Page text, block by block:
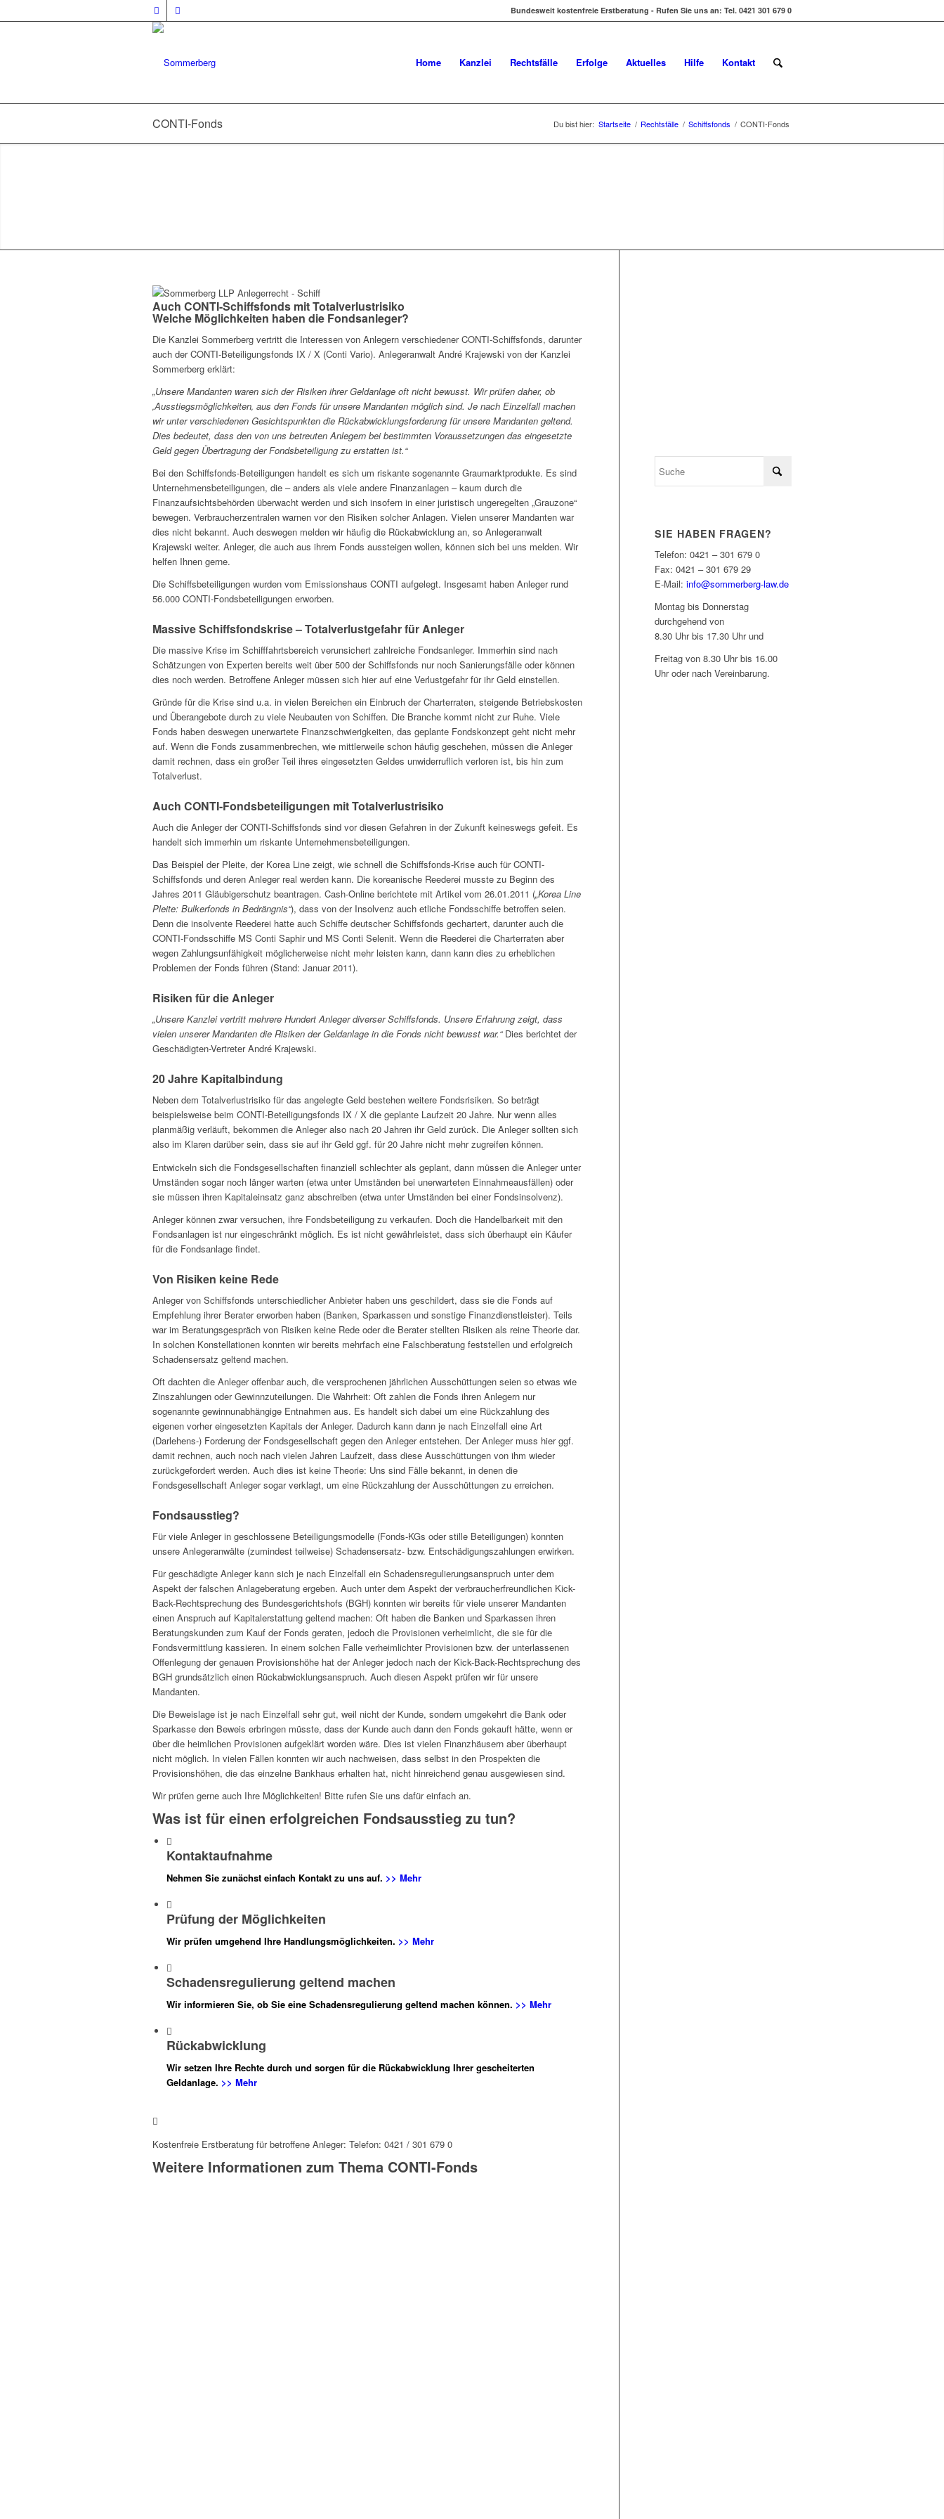
Bundesweit kostenfreie Erstberatung - Rufen Sie uns an: Tel. 0421 301 679 0
Home Kanzlei Rechtsfälle Erfolge Aktuelles Hilfe Kontakt
CONTI-Fonds Du bist hier: Startseite / Rechtsfälle / Schiffsfonds / CONTI-Fonds
Auch CONTI-Schiffsfonds mit Totalverlustrisiko
Welche Möglichkeiten haben die Fondsanleger?
Die Kanzlei Sommerberg vertritt die Interessen von Anlegern verschiedener CONTI-Schiffsfonds, darunter
auch der CONTI-Beteiligungsfonds IX / X (Conti Vario). Anlegeranwalt André Krajewski von der Kanzlei
Sommerberg erklärt:
„Unsere Mandanten waren sich der Risiken ihrer Geldanlage oft nicht bewusst. Wir prüfen daher, ob
‚Ausstiegsmöglichkeiten‚ aus den Fonds für unsere Mandanten möglich sind. Je nach Einzelfall machen
wir unter verschiedenen Gesichtspunkten die Rückabwicklungsforderung für unsere Mandanten geltend.
Dies bedeutet, dass den von uns betreuten Anlegern bei bestimmten Voraussetzungen das eingesetzte
Geld gegen Übertragung der Fondsbeteiligung zu erstatten ist.“
Bei den Schiffsfonds-Beteiligungen handelt es sich um riskante sogenannte Graumarktprodukte. Es sind
Unternehmensbeteiligungen, die – anders als viele andere Finanzanlagen – kaum durch die
Finanzaufsichtsbehörden überwacht werden und sich insofern in einer juristisch ungeregelten „Grauzone“
bewegen. Verbraucherzentralen warnen vor den Risiken solcher Anlagen. Vielen unserer Mandanten war
dies nicht bekannt. Auch deswegen melden wir häufig die Rückabwicklung an, so Anlegeranwalt
Krajewski weiter. Anleger, die auch aus ihrem Fonds aussteigen wollen, können sich bei uns melden. Wir
helfen Ihnen gerne.
Die Schiffsbeteiligungen wurden vom Emissionshaus CONTI aufgelegt. Insgesamt haben Anleger rund
56.000 CONTI-Fondsbeteiligungen erworben.
Massive Schiffsfondskrise – Totalverlustgefahr für Anleger
Die massive Krise im Schifffahrtsbereich verunsichert zahlreiche Fondsanleger. Immerhin sind nach
Schätzungen von Experten bereits weit über 500 der Schiffsfonds nur noch Sanierungsfälle oder können
dies noch werden. Betroffene Anleger müssen sich hier auf eine Verlustgefahr für ihr Geld einstellen.
Gründe für die Krise sind u.a. in vielen Bereichen ein Einbruch der Charterraten, steigende Betriebskosten
und Überangebote durch zu viele Neubauten von Schiffen. Die Branche kommt nicht zur Ruhe. Viele
Fonds haben deswegen unerwartete Finanzschwierigkeiten, das geplante Fondskonzept geht nicht mehr
auf. Wenn die Fonds zusammenbrechen, wie mittlerweile schon häufig geschehen, müssen die Anleger
damit rechnen, dass ein großer Teil ihres eingesetzten Geldes unwiderruflich verloren ist, bis hin zum
Totalverlust.
Auch CONTI-Fondsbeteiligungen mit Totalverlustrisiko
Auch die Anleger der CONTI-Schiffsfonds sind vor diesen Gefahren in der Zukunft keineswegs gefeit. Es
handelt sich immerhin um riskante Unternehmensbeteiligungen.
Das Beispiel der Pleite, der Korea Line zeigt, wie schnell die Schiffsfonds-Krise auch für CONTI-
Schiffsfonds und deren Anleger real werden kann. Die koreanische Reederei musste zu Beginn des
Jahres 2011 Gläubigerschutz beantragen. Cash-Online berichtete mit Artikel vom 26.01.2011 („Korea Line
Pleite: Bulkerfonds in Bedrängnis“), dass von der Insolvenz auch etliche Fondsschiffe betroffen seien.
Denn die insolvente Reederei hatte auch Schiffe deutscher Schiffsfonds gechartert, darunter auch die
CONTI-Fondsschiffe MS Conti Saphir und MS Conti Selenit. Wenn die Reederei die Charterraten aber
wegen Zahlungsunfähigkeit möglicherweise nicht mehr leisten kann, dann kann dies zu erheblichen
Problemen der Fonds führen (Stand: Januar 2011).
Risiken für die Anleger
„Unsere Kanzlei vertritt mehrere Hundert Anleger diverser Schiffsfonds. Unsere Erfahrung zeigt, dass
vielen unserer Mandanten die Risiken der Geldanlage in die Fonds nicht bewusst war.“Dies berichtet der
Geschädigten-Vertreter André Krajewski.
20 Jahre Kapitalbindung
Neben dem Totalverlustrisiko für das angelegte Geld bestehen weitere Fondsrisiken. So beträgt
beispielsweise beim CONTI-Beteiligungsfonds IX / X die geplante Laufzeit 20 Jahre. Nur wenn alles
planmäßig verläuft, bekommen die Anleger also nach 20 Jahren ihr Geld zurück. Die Anleger sollten sich
also im Klaren darüber sein, dass sie auf ihr Geld ggf. für 20 Jahre nicht mehr zugreifen können.
Entwickeln sich die Fondsgesellschaften finanziell schlechter als geplant, dann müssen die Anleger unter
Umständen sogar noch länger warten (etwa unter Umständen bei unerwarteten Einnahmeausfällen) oder
sie müssen ihren Kapitaleinsatz ganz abschreiben (etwa unter Umständen bei einer Fondsinsolvenz).
Anleger können zwar versuchen, ihre Fondsbeteiligung zu verkaufen. Doch die Handelbarkeit mit den
Fondsanlagen ist nur eingeschränkt möglich. Es ist nicht gewährleistet, dass sich überhaupt ein Käufer
für die Fondsanlage findet.
Von Risiken keine Rede
Anleger von Schiffsfonds unterschiedlicher Anbieter haben uns geschildert, dass sie die Fonds auf
Empfehlung ihrer Berater erworben haben (Banken, Sparkassen und sonstige Finanzdienstleister). Teils
war im Beratungsgespräch von Risiken keine Rede oder die Berater stellten Risiken als reine Theorie dar.
In solchen Konstellationen konnten wir bereits mehrfach eine Falschberatung feststellen und erfolgreich
Schadensersatz geltend machen.
Oft dachten die Anleger offenbar auch, die versprochenen jährlichen Ausschüttungen seien so etwas wie
Zinszahlungen oder Gewinnzuteilungen. Die Wahrheit: Oft zahlen die Fonds ihren Anlegern nur
sogenannte gewinnunabhängige Entnahmen aus. Es handelt sich dabei um eine Rückzahlung des
eigenen vorher eingesetzten Kapitals der Anleger. Dadurch kann dann je nach Einzelfall eine Art
(Darlehens-) Forderung der Fondsgesellschaft gegen den Anleger entstehen. Der Anleger muss hier ggf.
damit rechnen, auch noch nach vielen Jahren Laufzeit, dass diese Ausschüttungen von ihm wieder
zurückgefordert werden. Auch dies ist keine Theorie: Uns sind Fälle bekannt, in denen die
Fondsgesellschaft Anleger sogar verklagt, um eine Rückzahlung der Ausschüttungen zu erreichen.
Fondsausstieg?
Für viele Anleger in geschlossene Beteiligungsmodelle (Fonds-KGs oder stille Beteiligungen) konnten
unsere Anlegeranwälte (zumindest teilweise) Schadensersatz- bzw. Entschädigungszahlungen erwirken.
Für geschädigte Anleger kann sich je nach Einzelfall ein Schadensregulierungsanspruch unter dem
Aspekt der falschen Anlageberatung ergeben. Auch unter dem Aspekt der verbraucherfreundlichen Kick-
Back-Rechtsprechung des Bundesgerichtshofs (BGH) konnten wir bereits für viele unserer Mandanten
einen Anspruch auf Kapitalerstattung geltend machen: Oft haben die Banken und Sparkassen ihren
Beratungskunden zum Kauf der Fonds geraten, jedoch die Provisionen verheimlicht, die sie für die
Fondsvermittlung kassieren. In einem solchen Falle verheimlichter Provisionen bzw. der unterlassenen
Offenlegung der genauen Provisionshöhe hat der Anleger jedoch nach der Kick-Back-Rechtsprechung des
BGH grundsätzlich einen Rückabwicklungsanspruch. Auch diesen Aspekt prüfen wir für unsere
Mandanten.
Die Beweislage ist je nach Einzelfall sehr gut, weil nicht der Kunde, sondern umgekehrt die Bank oder
Sparkasse den Beweis erbringen müsste, dass der Kunde auch dann den Fonds gekauft hätte, wenn er
über die heimlichen Provisionen aufgeklärt worden wäre. Dies ist vielen Finanzhäusern aber überhaupt
nicht möglich. In vielen Fällen konnten wir auch nachweisen, dass selbst in den Prospekten die
Provisionshöhen, die das einzelne Bankhaus erhalten hat, nicht hinreichend genau ausgewiesen sind.
Wir prüfen gerne auch Ihre Möglichkeiten! Bitte rufen Sie uns dafür einfach an.
Was ist für einen erfolgreichen Fondsausstieg zu tun?
Kontaktaufnahme
Nehmen Sie zunächst einfach Kontakt zu uns auf. >> Mehr
Prüfung der Möglichkeiten
Wir prüfen umgehend Ihre Handlungsmöglichkeiten. >> Mehr
Schadensregulierung geltend machen
Wir informieren Sie, ob Sie eine Schadensregulierung geltend machen können. >> Mehr
Rückabwicklung
Wir setzen Ihre Rechte durch und sorgen für die Rückabwicklung Ihrer gescheiterten
Geldanlage. >> Mehr
Kostenfreie Erstberatung für betroffene Anleger: Telefon: 0421 / 301 679 0
Weitere Informationen zum Thema CONTI-Fonds
SIE HABEN FRAGEN?
Telefon: 0421 – 301 679 0
Fax: 0421 – 301 679 29
E-Mail:info@sommerberg-law.de
Mon­tag bis Donnerstag
durch­ge­hend von
8.30 Uhr bis 17.30 Uhr und
Freitag von 8.30 Uhr bis 16.00
Uhr oder nach Vereinbarung.